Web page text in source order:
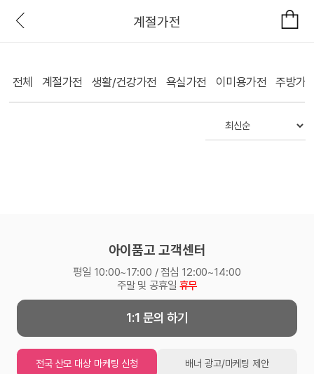
계절가전
전체 계절가전 생활/건강가전 욕실가전 이미용가전 주방가
아이품고 고객센터
평일 10:00~17:00 / 점심 12:00~14:00
주말 및 공휴일 휴무
1:1 문의 하기
전국 산모 대상 마케팅 신청 배너 광고/마케팅 제안